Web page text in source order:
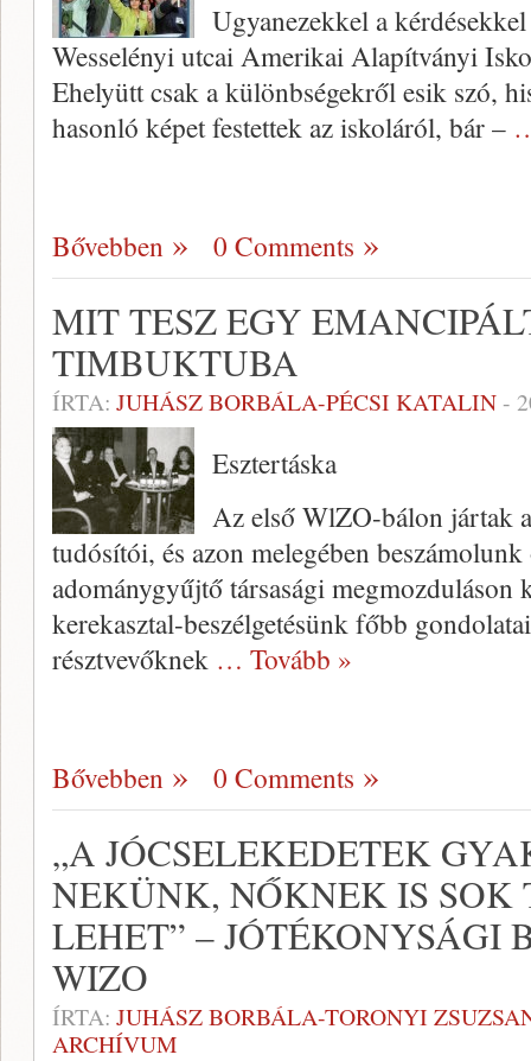
Ugyanezekkel a
Wesselényi utcai Amerikai Alapítványi
Ehelyütt csak a különbsé­gekről esik szó,
hasonló képet festettek az is­koláról, bár –
Bővebben 0 Comments
MIT TESZ EGY
TIMBUKTUBA
ÍRTA: JUHÁSZ BORBÁLA-PÉCSI KATALIN-
Esztertáska
Az első WlZO-bálon jártak
tudósítói, és azon mele­gében
adománygyűjtő társasági
kerekasztal-beszélgetésünk főbb
résztvevőknek … Tovább »
Bővebben 0 Comments
„A JÓCSELEKEDETEK
NEKÜNK, NŐKNEK IS
LEHET” – JÓTÉKONYSÁGI
WIZO
ÍRTA: JUHÁSZ BORBÁLA-TORONYI
ARCHÍVUM